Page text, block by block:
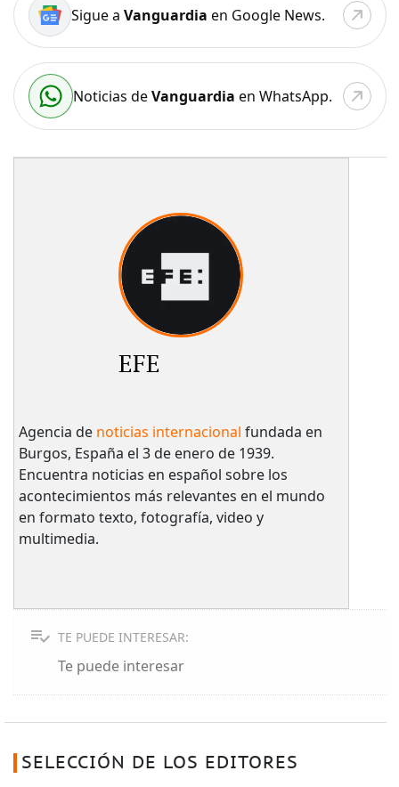
Sigue a Vanguardia en Google News.
Noticias deVanguardia en WhatsApp.
EFE
Agencia de noticias internacional fundada en
Burgos, España el 3 de enero de 1939.
Encuentra noticias en español sobre los
acontecimientos más relevantes en el mundo
en formato texto, fotografía, video y
multimedia.
TE PUEDE INTERESAR:
Te puede interesar
SELECCIÓN DE LOS EDITORES